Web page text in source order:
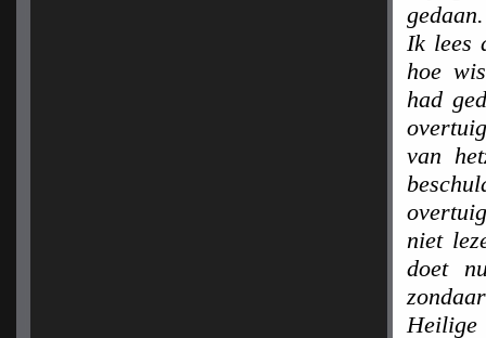
Ik lees
hoe
had
van
niet
doet